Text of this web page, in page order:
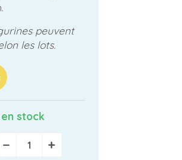
peuvent
les lots.
stock
− +